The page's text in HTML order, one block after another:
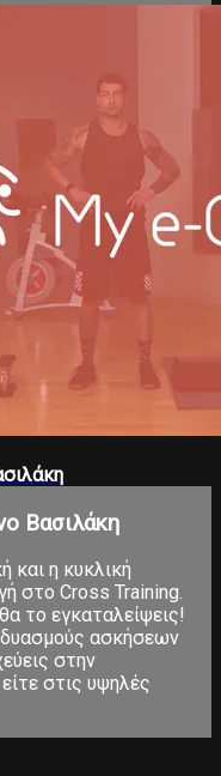
Βασιλάκη
και η κυκλική
στο Cross Training.
το εγκαταλείψεις!
ασκήσεων
στην
στις υψηλές